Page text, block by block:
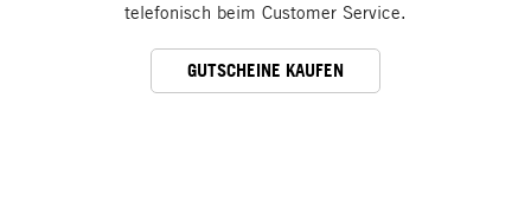
telefonisch beim Customer Service.
GUTSCHEINE KAUFEN